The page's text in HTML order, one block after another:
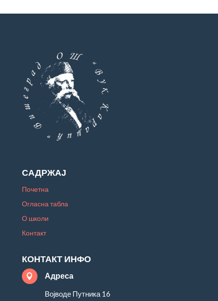
САДРЖАЈ
Почетна
Огласна табла
О школи
Контакт
КОНТАКТ ИНФО
 Адреса
Војводе Путника 16